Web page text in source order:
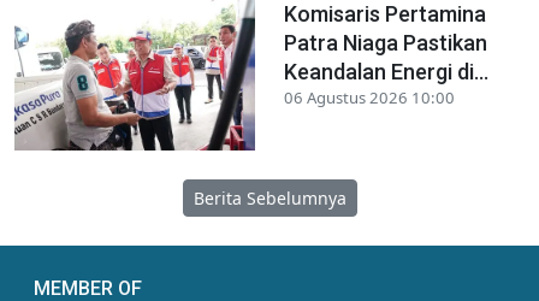
Komisaris Pertamina
Patra Niaga Pastikan
Keandalan Energi di...
06 Agustus 2026 10:00
Berita Sebelumnya
MEMBER OF